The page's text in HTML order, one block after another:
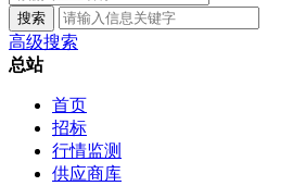
搜索
高级搜索
总站
首页
招标
行情监测
供应商库